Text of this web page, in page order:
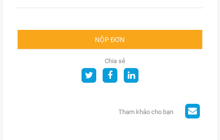
NỘP ĐƠN
Chia sẻ
Tham khảo cho bạn